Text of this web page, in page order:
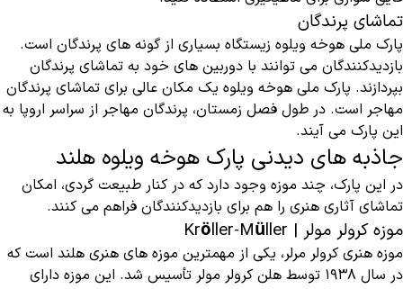
تماشای پرندگان
پارک ملی هوخه ویلوه زیستگاه بسیاری از گونه ‌های پرندگان است.
بازدیدکنندگان می ‌توانند با دوربین‌ های خود به تماشای پرندگان
بپردازند. پارک ملی هوخه ویلوه یک مکان عالی برای تماشای پرندگان
مهاجر است. در طول فصل زمستان، پرندگان مهاجر از سراسر اروپا به
این پارک می‌ آیند.
جاذبه های دیدنی پارک هوخه ویلوه هلند
در این پارک، چند موزه وجود دارد که در کنار طبیعت گردی، امکان
تماشای آثاری هنری را هم برای بازدیدکنندگان فراهم می کنند.
موزه کرولر مولر | Kröller-Müller
موزه هنری کرولر مرلر، یکی از مهمترین موزه های هنری هلند است که
در سال ۱۹۳۸ توسط هلن کرولر مولر تأسیس شد. این موزه دارای